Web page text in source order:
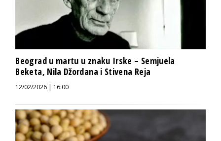
Beograd u martu u znaku Irske – Semjuela
Beketa, Nila Džordana i Stivena Reja
12/02/2026 | 16:00